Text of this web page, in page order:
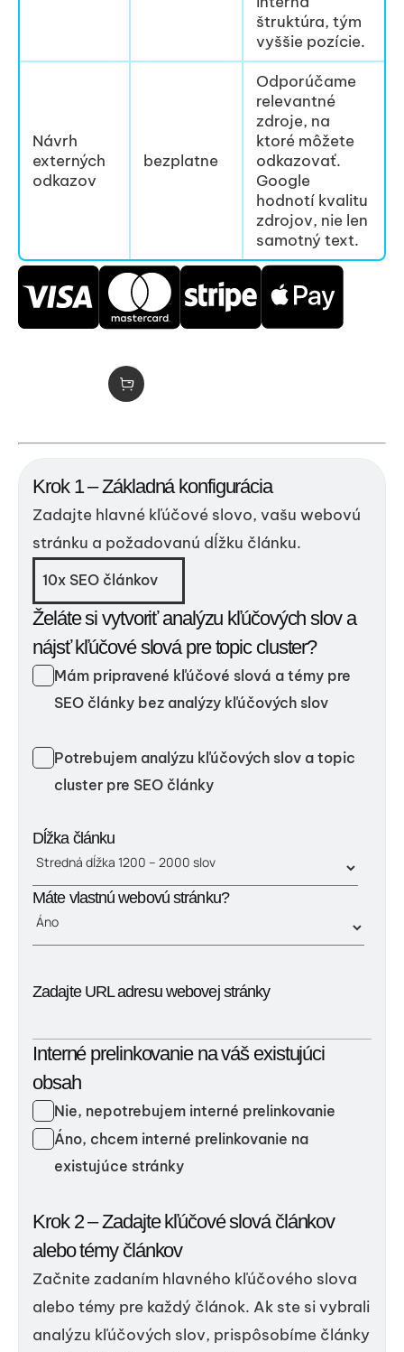
štruktúra, tým
vyššie pozície.
Návrh
externých
odkazov
bezplatne
Odporúčame
relevantné
zdroje, na
ktoré môžete
odkazovať.
Google
hodnotí kvalitu
zdrojov, nie len
samotný text.
Krok 1 – Základná konfigurácia
Zadajte hlavné kľúčové slovo, vašu webovú
stránku a požadovanú dĺžku článku.
10x SEO článkov
Želáte si vytvoriť analýzu kľúčových slov a
nájsť kľúčové slová pre topic cluster?
Mám pripravené kľúčové slová a témy pre
SEO články bez analýzy kľúčových slov
Potrebujem analýzu kľúčových slov a topic
cluster pre SEO články
Dĺžka článku
Máte vlastnú webovú stránku?
Zadajte URL adresu webovej stránky
Interné prelinkovanie na váš existujúci
obsah
Nie, nepotrebujem interné prelinkovanie
Áno, chcem interné prelinkovanie na
existujúce stránky
Krok 2 – Zadajte kľúčové slová článkov
alebo témy článkov
Začnite zadaním hlavného kľúčového slova
alebo témy pre každý článok. Ak ste si vybrali
analýzu kľúčových slov, prispôsobíme články